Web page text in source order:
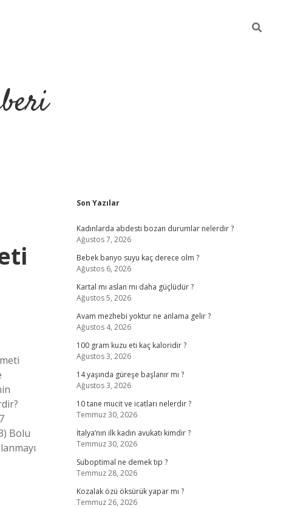
Bolu
Sidebar
Son Yazılar
Kadınlarda abdesti bozan durumlar nelerdir ?
Ağustos 7, 2026
Bebek banyo suyu kaç derece olm ?
Ağustos 6, 2026
Kartal mı aslan mı daha güçlüdür ?
Ağustos 5, 2026
Avam mezhebi yoktur ne anlama gelir ?
Ağustos 4, 2026
100 gram kuzu eti kaç kaloridir ?
Ağustos 3, 2026
14 yaşında güreşe başlanır mı ?
Ağustos 3, 2026
10 tane mucit ve icatları nelerdir ?
Temmuz 30, 2026
İtalya’nın ilk kadın avukatı kimdir ?
Temmuz 30, 2026
Suboptimal ne demek tıp ?
Temmuz 28, 2026
Kozalak özü öksürük yapar mı ?
Temmuz 26, 2026
bonusu veren bahis siteleri